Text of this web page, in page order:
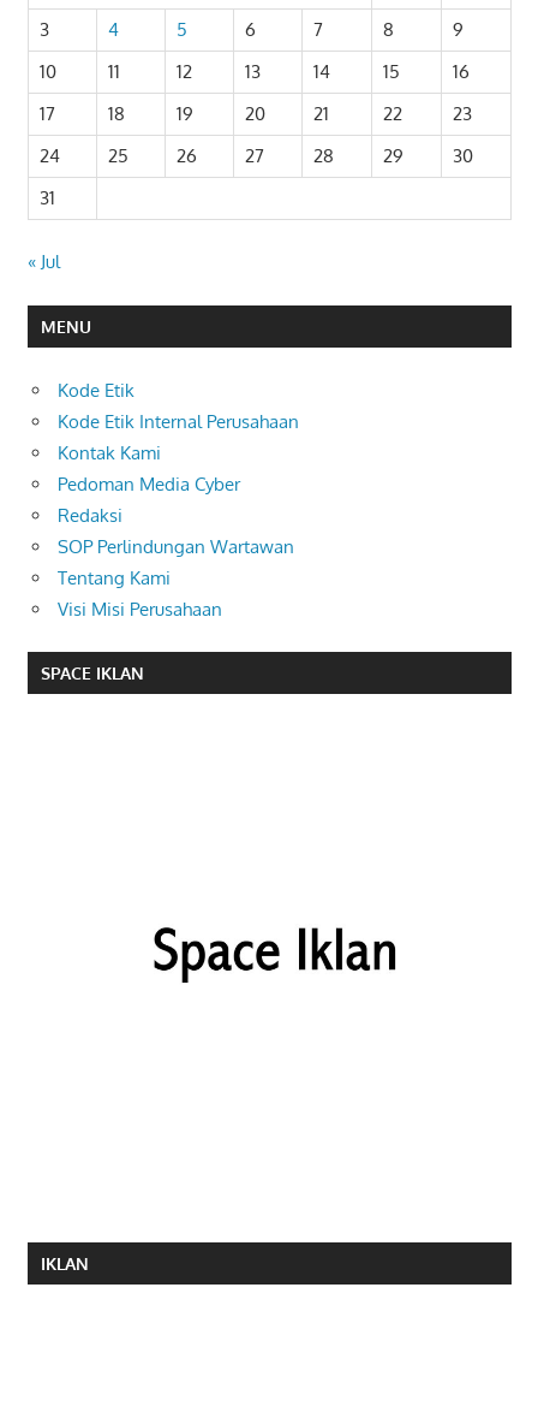
3
4 5 6 7 8
9
10
11 12 13 14 15
16
17
18 19 20 21 22
23
24
25 26 27 28 29
30
31
« Jul
MENU
Kode Etik
Kode Etik Internal Perusahaan
Kontak Kami
Pedoman Media Cyber
Redaksi
SOP Perlindungan Wartawan
Tentang Kami
Visi Misi Perusahaan
SPACE IKLAN
IKLAN